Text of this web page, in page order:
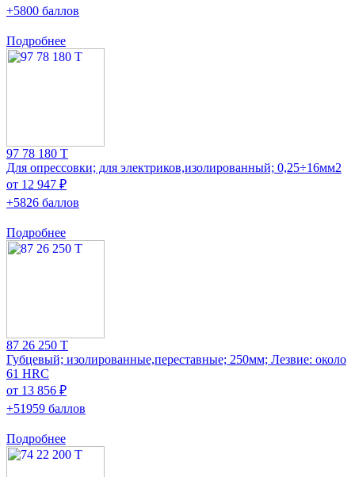
+5800 баллов
Подробнее
97 78 180 T
Для опрессовки; для электриков,изолированный; 0,25÷16мм2
от 12 947 ₽
+5826 баллов
Подробнее
87 26 250 T
Губцевый; изолированные,переставные; 250мм; Лезвие: около
61 HRC
от 13 856 ₽
+51959 баллов
Подробнее